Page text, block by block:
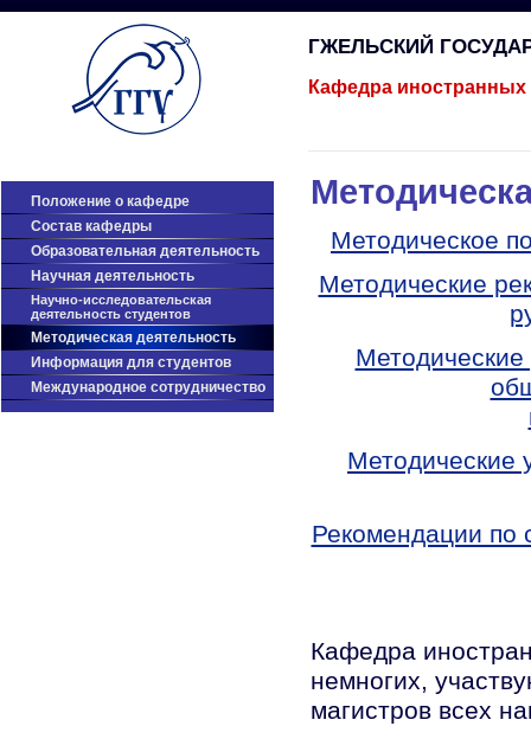
ГЖЕЛЬСКИЙ
Кафедра
Положение о кафедре
Состав кафедры
Образовательная деятельность
Научная деятельность
Научно-исследовательская
деятельность студентов
Методическая деятельность
Информация для студентов
Международное сотрудничество
Методическое
Методические
Методические
Методические
Рекомендации по
Кафедра
немногих,
магистров всех